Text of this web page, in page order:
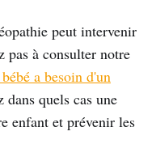
peut intervenir
pas à consulter notre
a besoin d'un
quels cas une
enfant et prévenir les